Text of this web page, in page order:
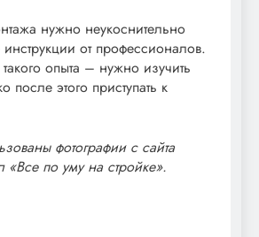
нужно неукоснительно
от профессионалов.
опыта – нужно изучить
после этого приступать к
фотографии с сайта
«Все по уму на стройке».